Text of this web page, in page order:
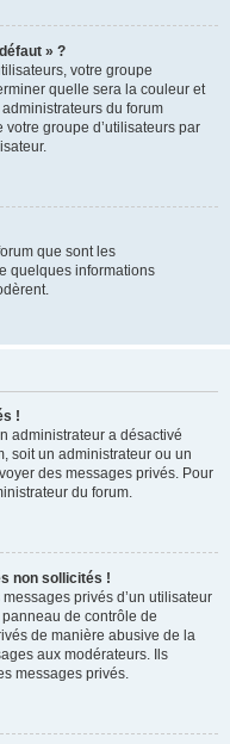
» ?
votre groupe
quelle sera la couleur et
du forum
groupe d’utilisateurs par
que sont les
quelques informations
!
administrateur a désactivé
soit un administrateur ou un
des messages privés. Pour
du forum.
non sollicités !
privés d’un utilisateur
de contrôle de
de manière abusive de la
aux modérateurs. Ils
messages privés.